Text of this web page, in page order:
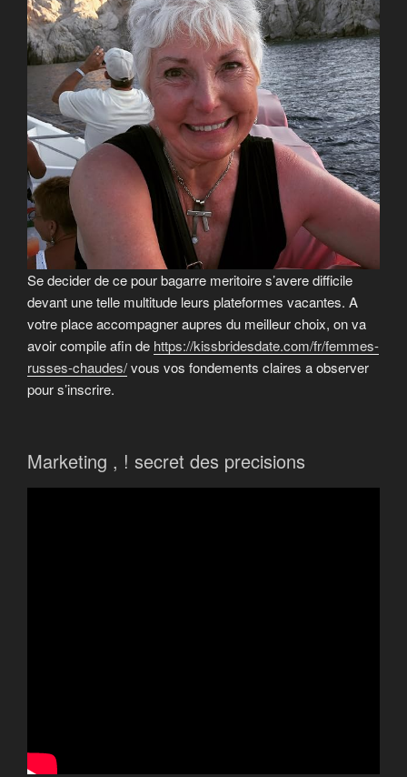
Se decider de ce pour bagarre meritoire s’avere difficile
devant une telle multitude leurs plateformes vacantes. A
votre place accompagner aupres du meilleur choix, on va
avoir compile afin de https://kissbridesdate.com/fr/femmes-
russes-chaudes/vous vos fondements claires a observer
pour s’inscrire.
Marketing , ! secret des precisions